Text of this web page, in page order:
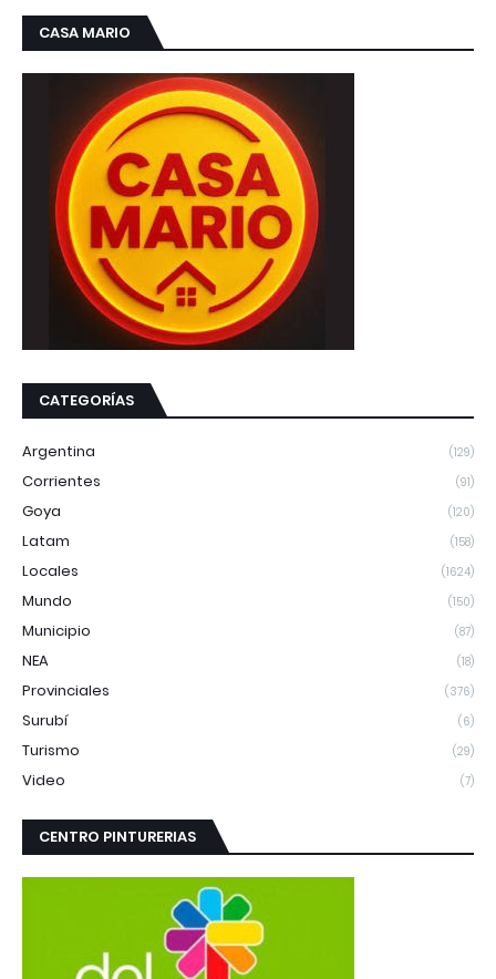
CASA MARIO
CATEGORÍAS
Argentina (129)
Corrientes (91)
Goya (120)
Latam (158)
Locales (1624)
Mundo (150)
Municipio (87)
NEA (18)
Provinciales (376)
Surubí (6)
Turismo (29)
Video (7)
CENTRO PINTURERIAS